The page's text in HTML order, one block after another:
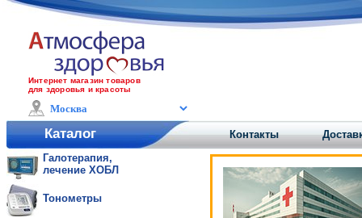
Интернет магазин товаров
для здоровья и красоты
Каталог Контакты
Галотерапия,
лечение ХОБЛ
Тонометры